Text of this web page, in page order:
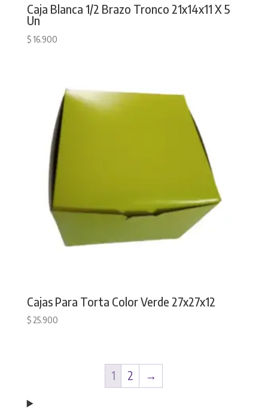
Caja Blanca 1/2 Brazo Tronco 21x14x11 X 5
Un
$16.900
Cajas Para Torta Color Verde 27x27x12
$25.900
1 2 →